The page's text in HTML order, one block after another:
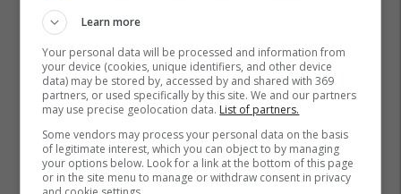
Al Hilal Al Nassr Superliga E Arabisë
Learn more
Your personal data will be processed and information from
your device (cookies, unique identifiers, and other device
data) may be stored by, accessed by and shared with 369
partners, or used specifically by this site. We and our partners
may use precise geolocation data. List of partners.
Some vendors may process your personal data on the basis
of legitimate interest, which you can object to by managing
your options below. Look for a link at the bottom of this page
or in the site menu to manage or withdraw consent in privacy